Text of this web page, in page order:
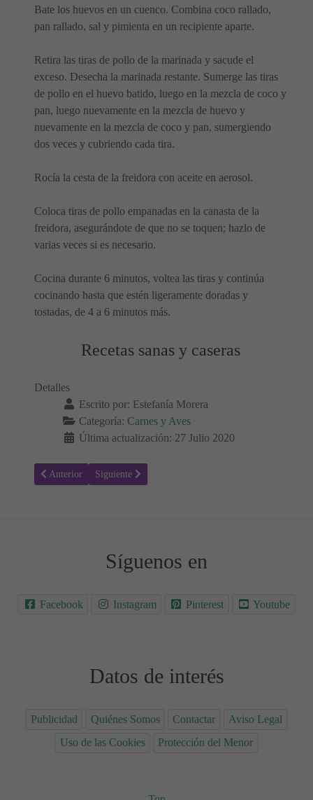
Bate los huevos en un cuenco. Combina coco rallado,
pan rallado, sal y pimienta en un recipiente aparte.
Retira las tiras de pollo de la marinada y sacude el
exceso. Desecha la marinada restante. Sumerge las tiras
de pollo en el huevo batido, luego en la mezcla de coco y
pan, luego nuevamente en la mezcla de huevo y
nuevamente en la mezcla de coco y pan, sumergiendo
dos veces y cubriendo cada tira.
Rocía la cesta de la freidora con aceite en aerosol.
Coloca tiras de pollo empanadas en la canasta de la
freidora, asegurándote de que no se toquen; hazlo de
varias veces si es necesario.
Cocina durante 6 minutos, voltea las tiras y continúa
cocinando hasta que estén ligeramente doradas y
tostadas, de 4 a 6 minutos más.
Recetas sanas y caseras
Detalles
Escrito por: Estefanía Morera
Categoría: Carnes y Aves
Última actualización: 27 Julio 2020
Artículo anterior: Pollo con rabanitos Low carb Keto
Anterior Artículo siguiente: Rollitos de primavera de pollo con
Siguiente
Síguenos en
Facebook Instagram Pinterest Youtube
Datos de interés
Publicidad Quiénes Somos Contactar
Aviso Legal
Uso de las Cookies
Protección del Menor